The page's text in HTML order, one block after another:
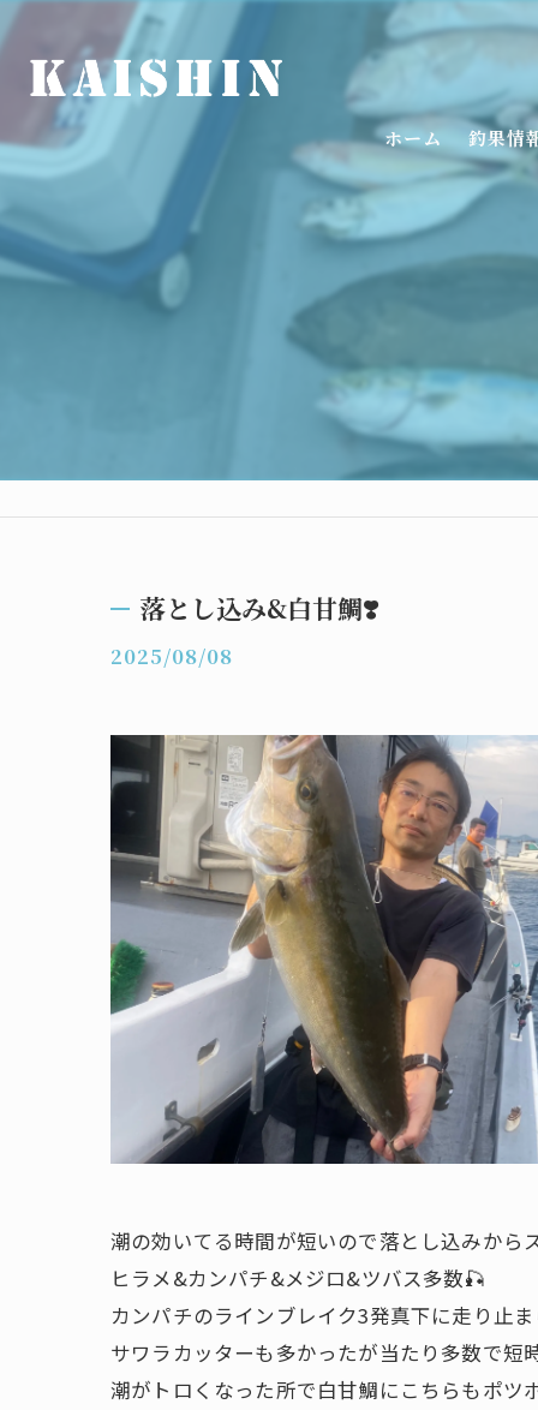
ホーム 釣果情
落とし込み&白甘鯛❣️
2025/08/08
潮の効いてる時間が短いので落とし込みから
ヒラメ&カンパチ&メジロ&ツバス多数🎣
カンパチのラインブレイク3発真下に走り止
サワラカッターも多かったが当たり多数で短
潮がトロくなった所で白甘鯛にこちらもポツ